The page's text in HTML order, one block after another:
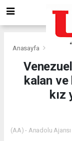
Anasayfa
kalan ve
kız
(AA) - Anadolu